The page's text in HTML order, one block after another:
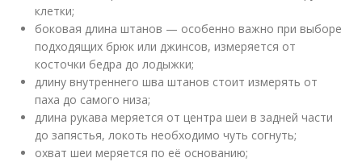
клетки;
боковая длина штанов — особенно важно при выборе
подходящих брюк или джинсов, измеряется от
косточки бедра до лодыжки;
длину внутреннего шва штанов стоит измерять от
паха до самого низа;
длина рукава меряется от центра шеи в задней части
до запястья, локоть необходимо чуть согнуть;
охват шеи меряется по её основанию;